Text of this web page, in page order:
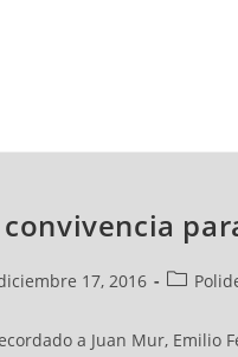
17, 2016
a Juan Mur, Emilio